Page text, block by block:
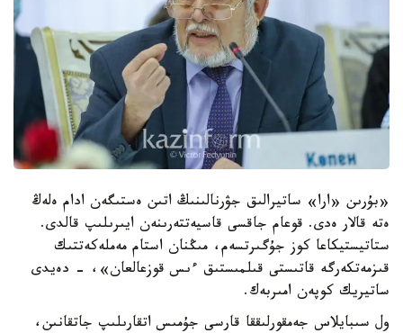
«بۇرىن «ارا» ساتيرالىق جۋرنالىنىڭ اتىن ەستىگەن ادام ەلەڭ
ەتە قالار ەدى. قوعام جاقسى قاسيەتتەرىنەن ايىرىلىپ قالدى.
ستاتيستيكاعا كوز جۇگىرتسەم، مىڭنان استام مەملەكەتتىك
قىزمەتكەرگە قاتىستى قىلمىستىق ءىس قوزعالعان»، - دەيدى
ساتيريك كوپەن امىربەك.
ول سىبايلاس جەمقورلىققا قارسى جۇمىس اتقارىلىپ جاتقانىن،